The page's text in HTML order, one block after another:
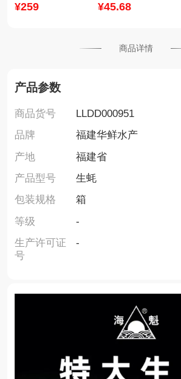
¥259 ¥45.68
商品详情
产品参数
商品货号
LLDD000951
品牌
福建华鲜水产
产地
福建省
产品型号
生蚝
包装规格
箱
等级
-
生产许可证
号
-